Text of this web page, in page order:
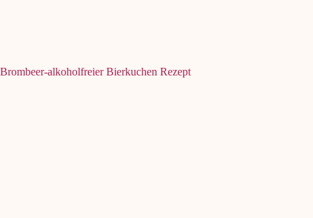
Brombeer-alkoholfreier Bierkuchen Rezept